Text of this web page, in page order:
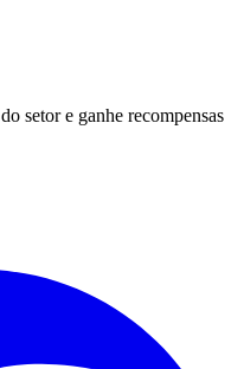
setor e ganhe recompensas